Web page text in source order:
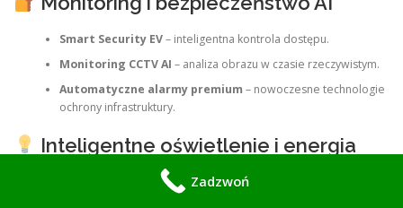
Smart Security EV– inteligentna kontrola dostępu.
Monitoring CCTV AI – analiza obrazu w czasie rzeczywistym.
Automatyczne alarmy premium – nowoczesne technologie
ochrony infrastruktury.
Inteligentne oświetlenie i energia
Smart Lighting EV– inteligentne LED AI.
Zadzwoń